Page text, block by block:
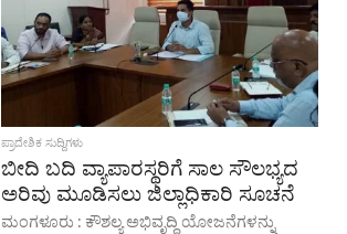
ಪ್ರಾದೇಶಿಕ ಸುದ್ದಿಗಳು
ಬೀದಿ ಬದಿ ವ್ಯಾಪಾರಸ್ಥರಿಗೆ ಸಾಲ ಸೌಲಭ್ಯದ
ಅರಿವು ಮೂಡಿಸಲು ಜಿಲ್ಲಾಧಿಕಾರಿ ಸೂಚನೆ
ಮಂಗಳೂರು : ಕೌಶಲ್ಯ ಅಭಿವೃದ್ಧಿ ಯೋಜನೆಗಳನ್ನು